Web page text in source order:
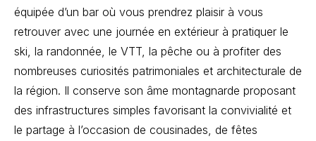
équipée d’un bar où vous prendrez plaisir à vous
retrouver avec une journée en extérieur à pratiquer le
ski, la randonnée, le VTT, la pêche ou à profiter des
nombreuses curiosités patrimoniales et architecturale de
la région. Il conserve son âme montagnarde proposant
des infrastructures simples favorisant la convivialité et
le partage à l’occasion de cousinades, de fêtes